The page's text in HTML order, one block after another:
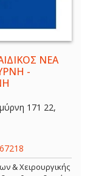
ΝΕΑ
-
171 22,
& Χειρουργικής